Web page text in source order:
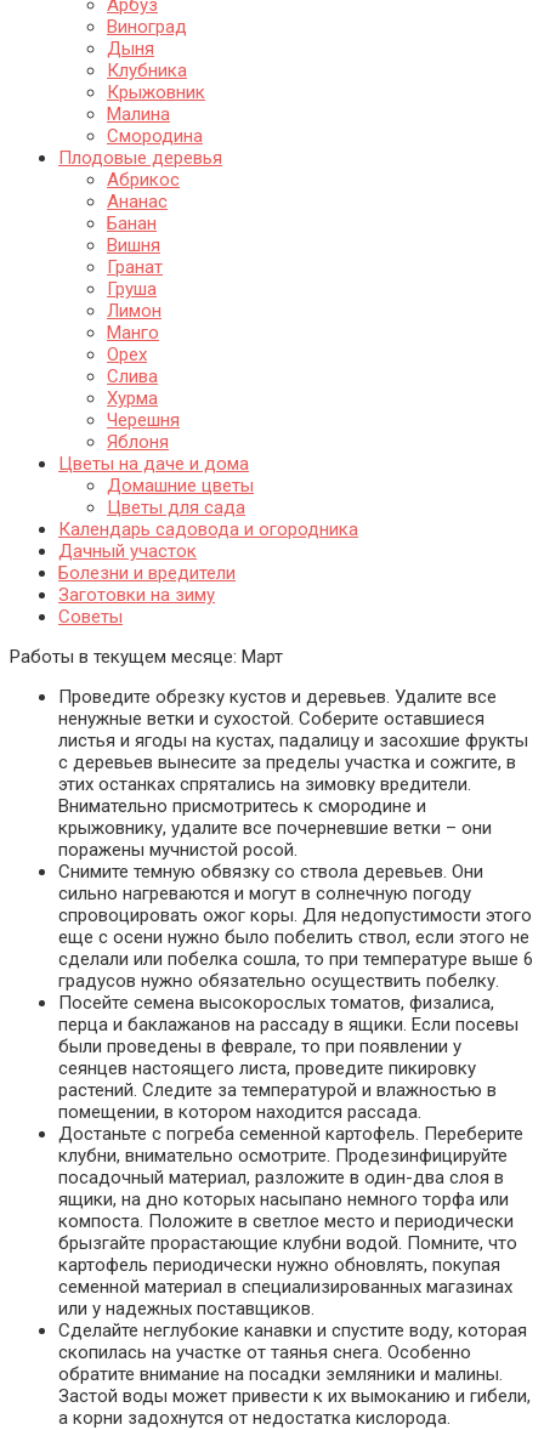
Арбуз
Виноград
Дыня
Клубника
Крыжовник
Малина
Смородина
Плодовые деревья
Абрикос
Ананас
Банан
Вишня
Гранат
Груша
Лимон
Манго
Орех
Слива
Хурма
Черешня
Яблоня
Цветы на даче и дома
Домашние цветы
Цветы для сада
Календарь садовода и огородника
Дачный участок
Болезни и вредители
Заготовки на зиму
Советы
Работы в текущем месяце: Март
Проведите обрезку кустов и деревьев. Удалите все
ненужные ветки и сухостой. Соберите оставшиеся
листья и ягоды на кустах, падалицу и засохшие фрукты
с деревьев вынесите за пределы участка и сожгите, в
этих останках спрятались на зимовку вредители.
Внимательно присмотритесь к смородине и
крыжовнику, удалите все почерневшие ветки – они
поражены мучнистой росой.
Снимите темную обвязку со ствола деревьев. Они
сильно нагреваются и могут в солнечную погоду
спровоцировать ожог коры. Для недопустимости этого
еще с осени нужно было побелить ствол, если этого не
сделали или побелка сошла, то при температуре выше 6
градусов нужно обязательно осуществить побелку.
Посейте семена высокорослых томатов, физалиса,
перца и баклажанов на рассаду в ящики. Если посевы
были проведены в феврале, то при появлении у
сеянцев настоящего листа, проведите пикировку
растений. Следите за температурой и влажностью в
помещении, в котором находится рассада.
Достаньте с погреба семенной картофель. Переберите
клубни, внимательно осмотрите. Продезинфицируйте
посадочный материал, разложите в один-два слоя в
ящики, на дно которых насыпано немного торфа или
компоста. Положите в светлое место и периодически
брызгайте прорастающие клубни водой. Помните, что
картофель периодически нужно обновлять, покупая
семенной материал в специализированных магазинах
или у надежных поставщиков.
Сделайте неглубокие канавки и спустите воду, которая
скопилась на участке от таянья снега. Особенно
обратите внимание на посадки земляники и малины.
Застой воды может привести к их вымоканию и гибели,
а корни задохнутся от недостатка кислорода.